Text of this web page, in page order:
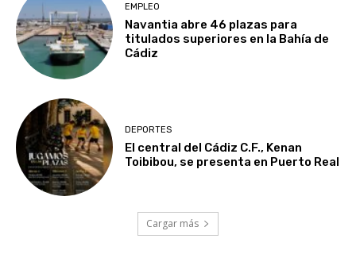
EMPLEO
Navantia abre 46 plazas para
titulados superiores en la Bahía de
Cádiz
DEPORTES
El central del Cádiz C.F., Kenan
Toibibou, se presenta en Puerto Real
Cargar más